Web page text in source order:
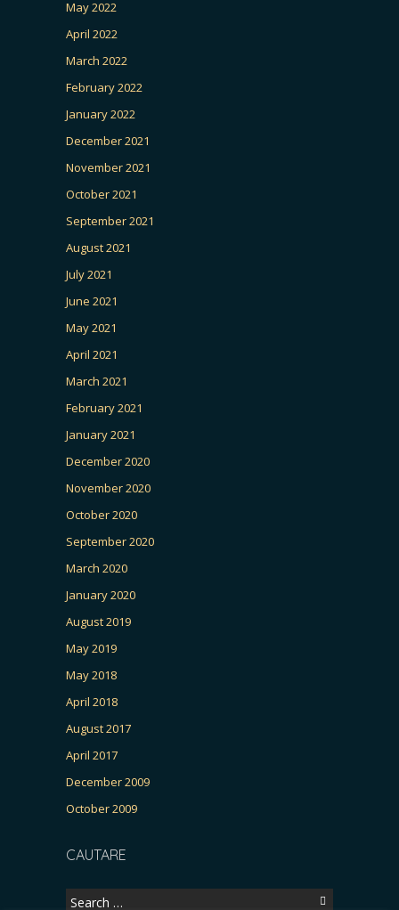
May 2022
April 2022
March 2022
February 2022
January 2022
December 2021
November 2021
October 2021
September 2021
August 2021
July 2021
June 2021
May 2021
April 2021
March 2021
February 2021
January 2021
December 2020
November 2020
October 2020
September 2020
March 2020
January 2020
August 2019
May 2019
May 2018
April 2018
August 2017
April 2017
December 2009
October 2009
CAUTARE
Search